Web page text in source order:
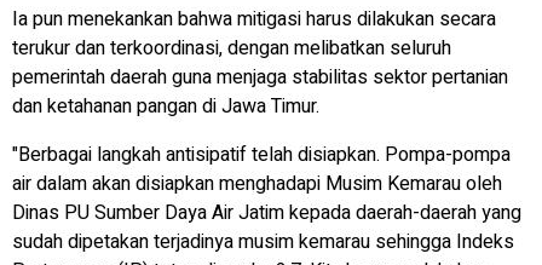
Ia pun menekankan bahwa mitigasi harus dilakukan secara
terukur dan terkoordinasi, dengan melibatkan seluruh
pemerintah daerah guna menjaga stabilitas sektor pertanian
dan ketahanan pangan di Jawa Timur.
"Berbagai langkah antisipatif telah disiapkan. Pompa-pompa
air dalam akan disiapkan menghadapi Musim Kemarau oleh
Dinas PU Sumber Daya Air Jatim kepada daerah-daerah yang
sudah dipetakan terjadinya musim kemarau sehingga Indeks